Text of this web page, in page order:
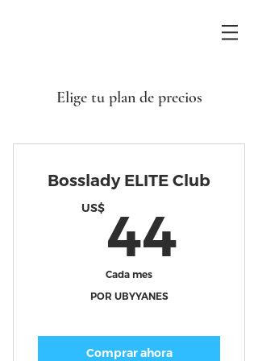
Elige tu plan de precios
Bosslady ELITE Club
US$ 44
Cada mes
POR UBYYANES
Comprar ahora